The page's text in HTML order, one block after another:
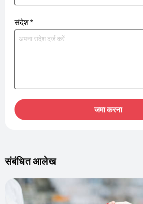
संदेश*
जमा करना
संबंधित आलेख